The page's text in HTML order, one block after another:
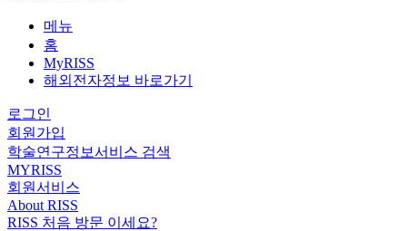
메뉴
홈
MyRISS
해외전자정보 바로가기
로그인
회원가입
학술연구정보서비스 검색
MYRISS
회원서비스
About RISS
RISS 처음 방문 이세요?